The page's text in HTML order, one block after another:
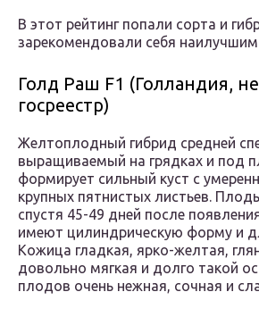
В этот рейтинг попали сорта и
зарекомендовали себя
Голд Раш F1 (Голландия,
госреестр)
Желтоплодный гибрид средней
выращиваемый на грядках и под
формирует сильный куст с
крупных пятнистых листьев.
спустя 45-49 дней после
имеют цилиндрическую форму и
Кожица гладкая, ярко-желтая,
довольно мягкая и долго такой
плодов очень нежная, сочная и